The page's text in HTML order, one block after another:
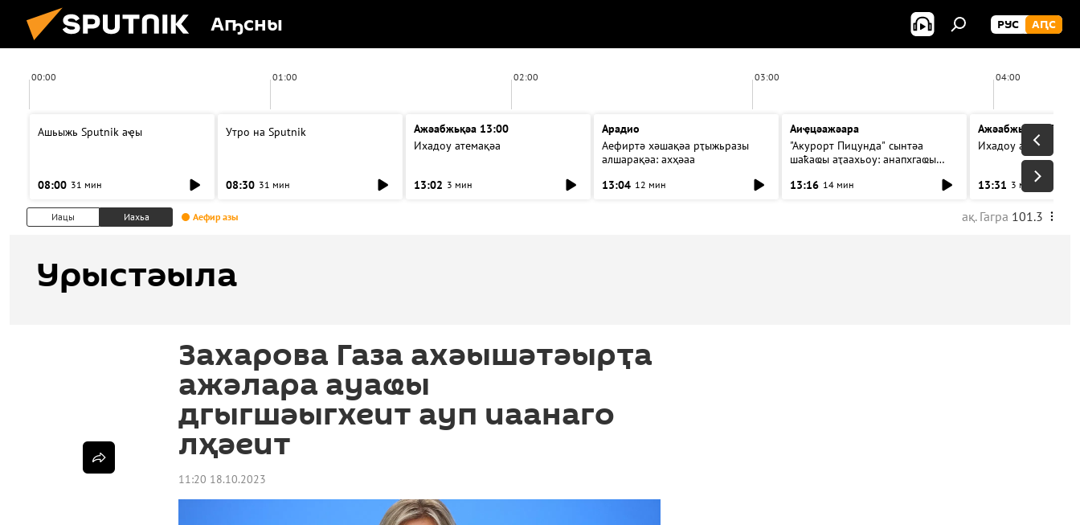
Аҧсны РУС АԤС
00:00 01:00 02:00 03:00 04:00
Ашьыжь Sputnik аҿы
08:00 31 мин
Утро на Sputnik
08:30 31 мин
Ажәабжьқәа 13:00
Ихадоу атемақәа
13:02 3 мин
Арадио
Аефиртә хәшақәа рҭыжьразы
алшарақәа: ахҳәаа
13:04 12 мин
Аиҿцәажәара
"Акурорт Пицунда" сынтәа
шаҟаҩы аҭаахьоу: анапхгаҩы
13:16 14 мин
Ажәабжьқәа 13:30
Ихадоу атемақәа
13:31 3 мин
Иацы Иахьа Аефир азы ақ. Гагра 101.3
Урыстәыла
Захарова Газа ахәышәтәырҭа
ажәлара ауаҩы
дгыгшәыгхеит ауп иаанаго
лҳәеит
11:20 18.10.2023